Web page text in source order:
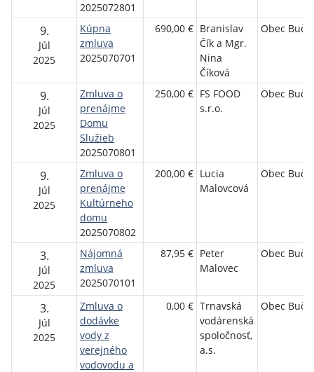
2025072801
9.
Júl
2025
Kúpna
zmluva
2025070701
690,00 € Branislav
Čík a Mgr.
Nina
Číková
Obec
9.
Júl
2025
Zmluva o
prenájme
Domu
Služieb
2025070801
250,00 € FS FOOD
s.r.o.
Obec
9.
Júl
2025
Zmluva o
prenájme
Kultúrneho
domu
2025070802
200,00 € Lucia
Malovcová
Obec
3.
Júl
2025
Nájomná
zmluva
2025070101
87,95 € Peter
Malovec
Obec
3.
Júl
2025
Zmluva o
dodávke
vody z
verejného
vodovodu a
0,00 € Trnavská
vodárenská
spoločnosť,
a.s.
Obec